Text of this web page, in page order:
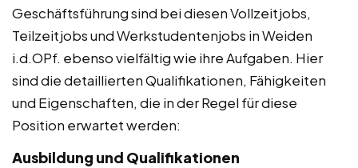
Geschäftsführung sind bei diesen Vollzeitjobs,
Teilzeitjobs und Werkstudentenjobs in Weiden
i.d.OPf. ebenso vielfältig wie ihre Aufgaben. Hier
sind die detaillierten Qualifikationen, Fähigkeiten
und Eigenschaften, die in der Regel für diese
Position erwartet werden:
Ausbildung und Qualifikationen